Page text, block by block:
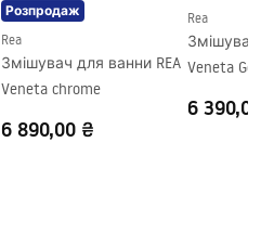
Розпродаж
Rea
Змішувач для ванни REA
Veneta chrome
6 890,00 ₴
Rea
Змішувач
Veneta Gold
6 390,00